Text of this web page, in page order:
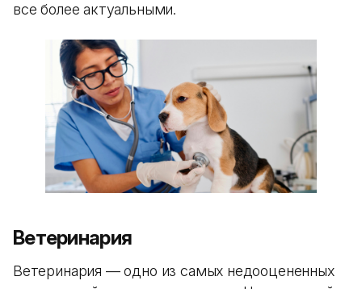
все более актуальными.
Ветеринария
Ветеринария — одно из самых недооцененных